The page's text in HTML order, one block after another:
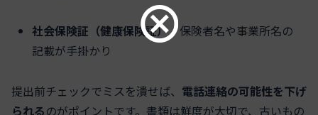
社会保険証（健康保険証）：保険者名や事業所名の
記載が手掛かり
提出前チェックでミスを潰せば、 電話連絡の可能性を下げ
られるのがポイントです。書類は鮮度が大切で、古いもの